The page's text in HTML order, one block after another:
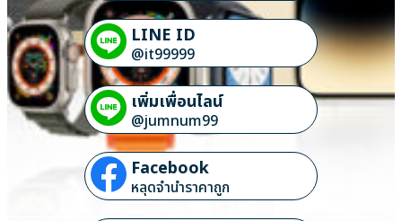
LINE ID
@it99999
เพิ่มเพื่อนไลน์
@jumnum99
Facebook
หลุดจำนำราคาถูก